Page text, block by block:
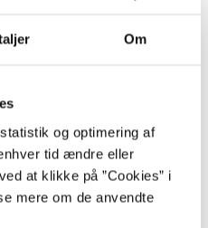
Om
og optimering af
tid ændre eller
at klikke på ”Cookies” i
mere om de anvendte
sit amet ...